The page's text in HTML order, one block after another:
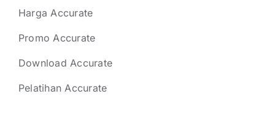
Harga Accurate
Promo Accurate
Download Accurate
Pelatihan Accurate